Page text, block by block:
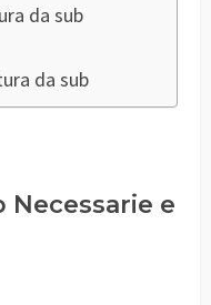
da sub
da sub
e